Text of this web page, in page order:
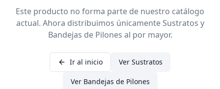
Este producto no forma parte de nuestro catálogo
actual. Ahora distribuimos únicamente Sustratos y
Bandejas de Pilones al por mayor.
Ir al inicio Ver Sustratos
Ver Bandejas de Pilones